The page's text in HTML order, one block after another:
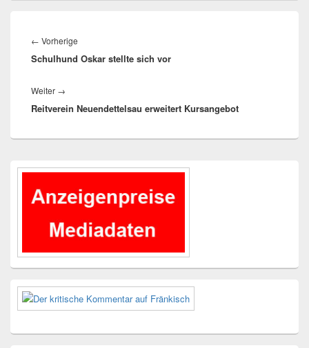
← Vorherige
Beitrag:
Schulhund Oskar stellte sich vor
Weiter →
Beitrag:
Reitverein Neuendettelsau erweitert Kursangebot
Primärer
Widgetbereich